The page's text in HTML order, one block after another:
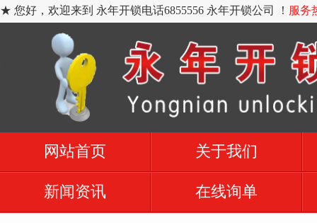
★ 您好，欢迎来到 永年开锁电话6855556 永年开锁公司 ！ 服务
网站首页 关于我们
新闻资讯 在线询单